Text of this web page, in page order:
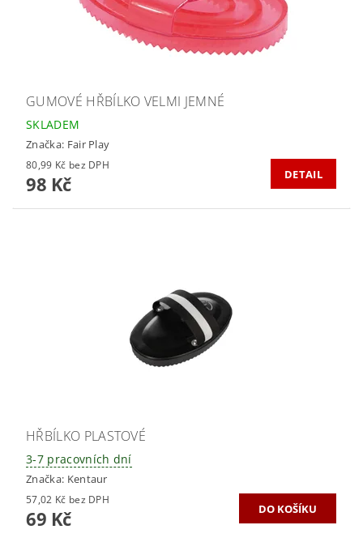
GUMOVÉ HŘBÍLKO VELMI JEMNÉ
SKLADEM
Značka: Fair Play
80,99 Kč bez DPH
98 Kč DETAIL
HŘBÍLKO PLASTOVÉ
3-7 pracovních dní
Značka: Kentaur
57,02 Kč bez DPH
69 Kč